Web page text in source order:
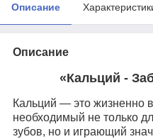
Описание
Описание
«Кальций -
Кальций — это жизненно
необходимый не только
зубов, но и играющий